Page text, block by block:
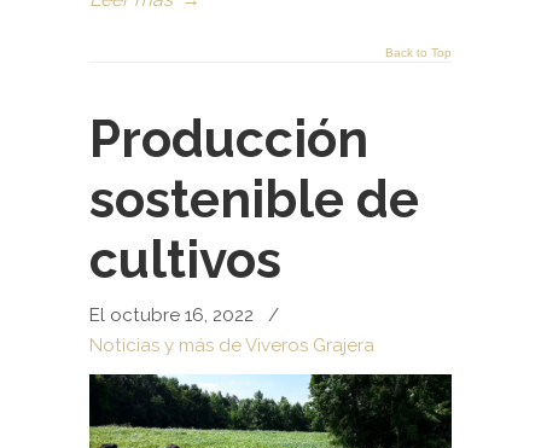
Back to Top
Producción
sostenible de
cultivos
El octubre 16, 2022
/
Noticias y más de Viveros Grajera